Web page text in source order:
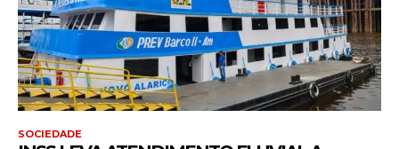
SOCIEDADE